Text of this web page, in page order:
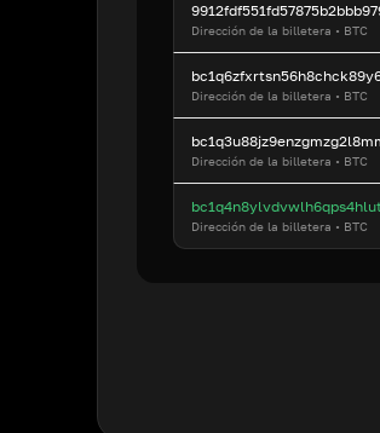
Dirección de la billetera • BTC
Dirección de la billetera • BTC
Dirección de la billetera • BTC
Dirección de la billetera • BTC